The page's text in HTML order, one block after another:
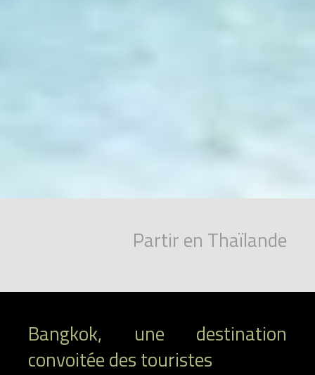
Partir en Thaïlande
Bangkok, une destination
convoitée des touristes